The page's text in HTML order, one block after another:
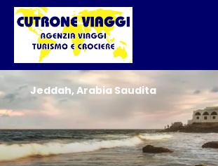
Jeddah, Arabia Saudita